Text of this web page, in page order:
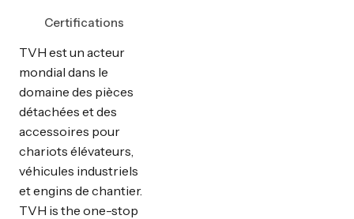
Certifications
TVH est un acteur
mondial dans le
domaine des pièces
détachées et des
accessoires pour
chariots élévateurs,
véhicules industriels
et engins de chantier.
TVH is the one-stop